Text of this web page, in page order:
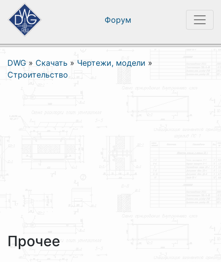
Форум
DWG » Скачать » Чертежи, модели »
Строительство
Прочее